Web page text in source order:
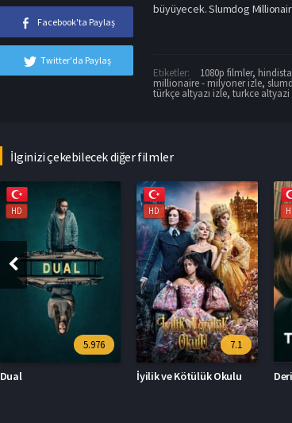
Facebook'ta Paylaş
Twitter'da Paylaş
büyüyecek. Slumdog
Etiketler: 1080p filmler,
millionaire - milyoner izle,
türkçe altyazı izle,turkce
İlginizi çekebilecek diğer filmler
HD
7.1
İyilik ve Kötülük Okulu
HD
6.16